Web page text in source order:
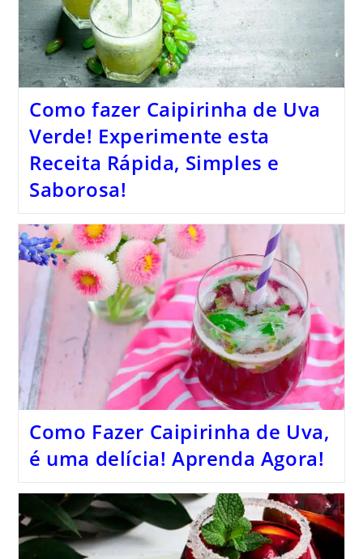
Como fazer Caipirinha de Uva
Verde! Experimente esta
Receita Rápida, Simples e
Saborosa!
Como Fazer Caipirinha de Uva,
é uma delícia! Aprenda Agora!